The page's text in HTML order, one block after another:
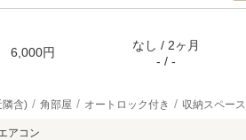
6,000円
なし / 2ヶ月
- / -
隣含) 角部屋 オートロック付き 収納スペース
アコン